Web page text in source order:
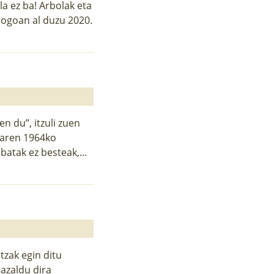
ez ba! Arbolak eta
al duzu 2020.
du”, itzuli zuen
1964ko
ez besteak,...
egin ditu
dira